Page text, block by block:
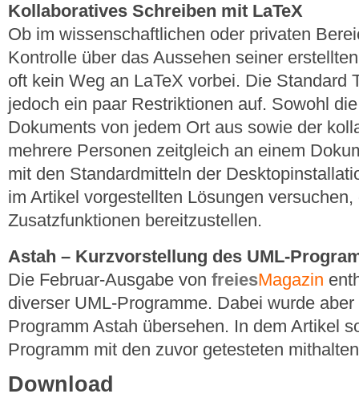
Kollaboratives Schreiben mit LaTeX
Ob im wissenschaftlichen oder privaten
Kontrolle über das Aussehen seiner
oft kein Weg an LaTeX vorbei. Die Standard
jedoch ein paar Restriktionen auf. Sowohl
Dokuments von jedem Ort aus sowie der
mehrere Personen zeitgleich an einem
mit den Standardmitteln der
im Artikel vorgestellten Lösungen
Zusatzfunktionen bereitzustellen.
Astah – Kurzvorstellung des UML-
Die Februar-Ausgabe von freiesMagazin
diverser UML-Programme. Dabei wurde
Programm Astah übersehen. In dem Artikel
Programm mit den zuvor getesteten
Download